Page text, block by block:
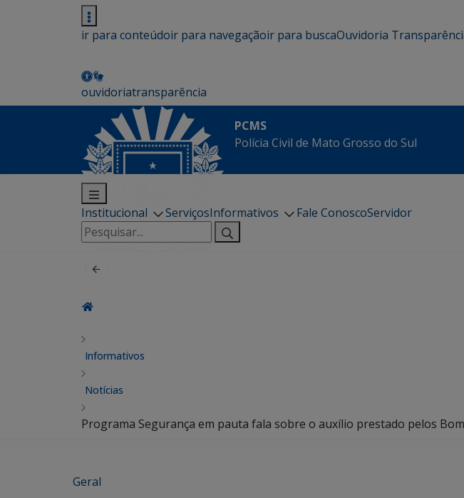
ir para conteúdoir para navegaçãoir para buscaOuvidoria
ouvidoriatransparência
PCMS
Polícia Civil de Mato Grosso do Sul
Institucional ServiçosInformativos Fale ConoscoServidor
Pesquisar
por:
Informativos
Notícias
Programa Segurança em pauta fala sobre o auxílio prestado pelos
Geral